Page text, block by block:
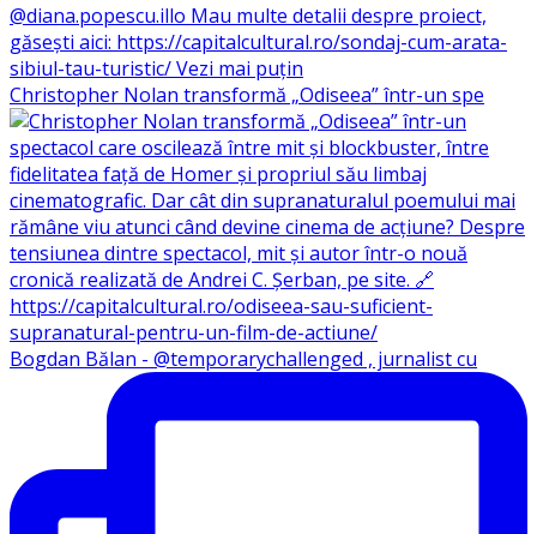
Christopher Nolan transformă „Odiseea” într-un spe
Bogdan Bălan - @temporarychallenged , jurnalist cu